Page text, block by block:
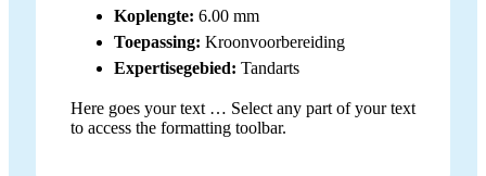
Koplengte: 6.00 mm
Toepassing: Kroonvoorbereiding
Expertisegebied: Tandarts
Here goes your text … Select any part of your text
to access the formatting toolbar.